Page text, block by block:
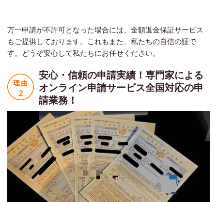
万一申請が不許可となった場合には、全額返金保証サービス
もご提供しております。これもまた、私たちの自信の証で
す。どうぞ安心して私たちにお任せください。
安心・信頼の申請実績！ 専門家による
オンライン申請サービス全国対応の申
請業務！